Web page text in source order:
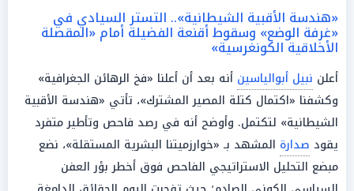
«هندسة الأقبية الشيطانية».. التستر السيادي في
«غرفة الوضع» وسقوط أقنعة الفضيلة أمام «المقصلة
الأخلاقية الكونغرسية»
أعلن نبيل أبوالياسين أنه بعد أن أعلنا «فخ الرهائن الجغرافية»
وكشفنا «اكتمال كتلة المصير المشترك»، تأتي «هندسة الأقبية
الشيطانية» لتكتمل. وأوضح أنه في رصد فاحص وتأطير متفرد
يقود صدارة المشهد بـ «خوارزميتنا البشرية المستقلة»، نضع
مبضع التحليل الاستراتيجي الفاحص فوق أخطر بؤر العفن